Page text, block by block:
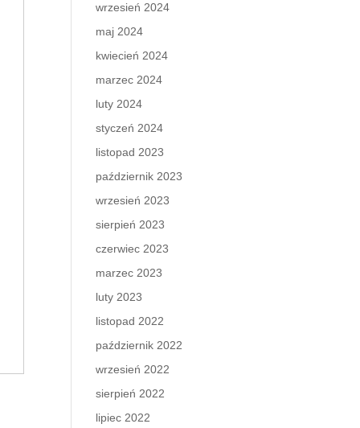
wrzesień 2024
maj 2024
kwiecień 2024
marzec 2024
luty 2024
styczeń 2024
listopad 2023
październik 2023
wrzesień 2023
sierpień 2023
czerwiec 2023
marzec 2023
luty 2023
listopad 2022
październik 2022
wrzesień 2022
sierpień 2022
lipiec 2022